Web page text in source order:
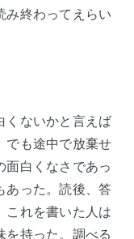
み終わってえらい
くないかと言えば
でも途中で放棄せ
面白くなさであっ
あった。読後、答
これを書いた人は
を持った。調べる